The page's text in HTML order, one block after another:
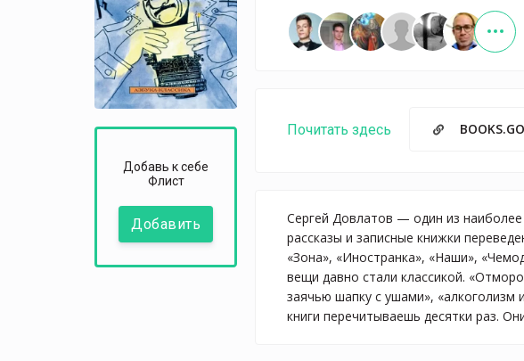
Добавь к себе
Флист
Добавить
Почитать здесь
Сергей Довлатов — один из наиболее
рассказы и записные книжки
«Зона», «Иностранка», «Наши»,
вещи давно стали классикой.
заячью шапку с ушами»,
книги перечитываешь десятки раз.